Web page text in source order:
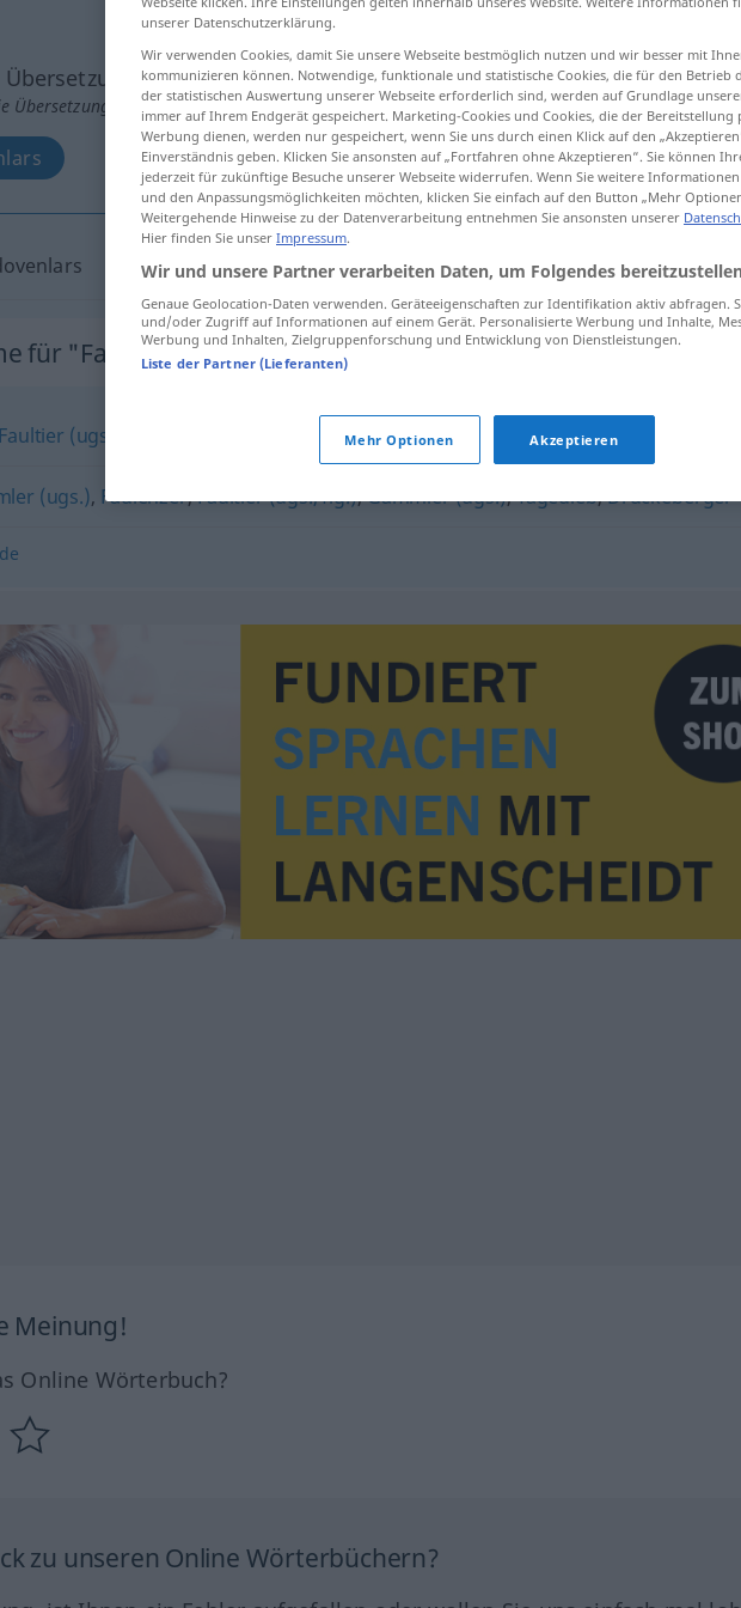
Übersetzung anklicken/antippen)
Faulpelz
für "Faulpelz"
Faultier (ugs., scherzhaft) Schlafmütze (ugs.)
(ugs.), Faulenzer,Faultier (ugs., fig.),Gammler (ugs.),Tagedieb,Drückeberger
Meinung!
Online Wörterbuch?
zu unseren Online Wörterbüchern?
unserer Datenschutzerklärung.
Wir verwenden Cookies, damit Sie unsere Webseite bestmöglich nutzen und wir besser mit
kommunizieren können. Notwendige, funktionale und statistische Cookies, die für den Betrieb
der statistischen Auswertung unserer Webseite erforderlich sind, werden auf Grundlage
immer auf Ihrem Endgerät gespeichert. Marketing-Cookies und Cookies, die der Bereitstellung
Werbung dienen, werden nur gespeichert, wenn Sie uns durch einen Klick auf den
Einverständnis geben. Klicken Sie ansonsten auf „Fortfahren ohne Akzeptieren“. Sie können
jederzeit für zukünftige Besuche unserer Webseite widerrufen. Wenn Sie weitere
und den Anpassungsmöglichkeiten möchten, klicken Sie einfach auf den Button „Mehr
Weitergehende Hinweise zu der Datenverarbeitung entnehmen Sie ansonsten unserer
Hier finden Sie unser Impressum.
Wir und unsere Partner verarbeiten Daten, um Folgendes
Genaue Geolocation-Daten verwenden. Geräteeigenschaften zur Identifikation aktiv abfragen.
und/oder Zugriff auf Informationen auf einem Gerät. Personalisierte Werbung und Inhalte,
Werbung und Inhalten, Zielgruppenforschung und Entwicklung von Dienstleistungen.
Liste der Partner (Lieferanten)
Mehr Optionen Akzeptieren